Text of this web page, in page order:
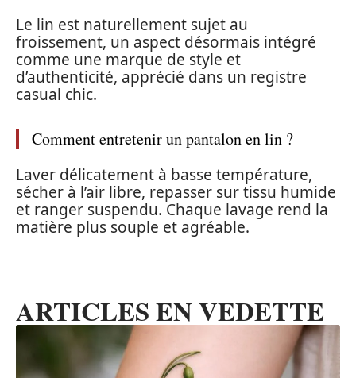
Le lin est naturellement sujet au
froissement, un aspect désormais intégré
comme une marque de style et
d’authenticité, apprécié dans un registre
casual chic.
Comment entretenir un pantalon en lin ?
Laver délicatement à basse température,
sécher à l’air libre, repasser sur tissu humide
et ranger suspendu. Chaque lavage rend la
matière plus souple et agréable.
ARTICLES EN VEDETTE